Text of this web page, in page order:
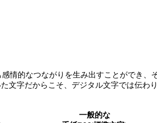
情的なつながりを生み出すことができ、
文字だからこそ、デジタル文字では伝わ
一般的な